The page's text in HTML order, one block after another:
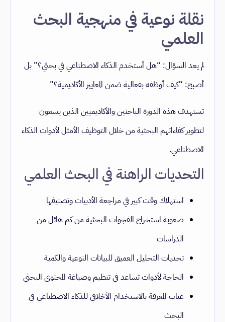
نقلة نوعية في منهجية البحث
العلمي
لم يعد السؤال: “هل أستخدم الذكاء الاصطناعي في بحثي؟” بل
أصبح: “كيف أوظفه بفعالية ضمن المعايير الأكاديمية؟”
تستهدف هذه الدورة الباحثين والأكاديميين الذين يسعون
لتطوير كفاءاتهم البحثية من خلال التوظيف الأمثل لأدوات الذكاء
الاصطناعي.
التحديات الراهنة في البحث العلمي
استهلاك وقت كبير في مراجعة الأدبيات وتصنيفها
صعوبة استخراج الفجوات البحثية من كم هائل من
الدراسات
تحديات التحليل العميق للبيانات النوعية والكمية
الحاجة لأدوات تساعد في تنظيم وصياغة المحتوى البحثي
غياب المعرفة بالاستخدام الأخلاقي للذكاء الاصطناعي في
البحث